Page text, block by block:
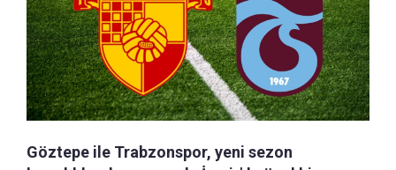
Göztepe ile Trabzonspor, yeni sezon